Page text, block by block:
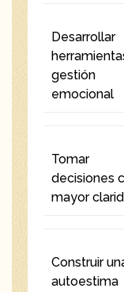
Desarrollar
gestión
emocional
Tomar
decisiones
mayor
Construir
autoestima